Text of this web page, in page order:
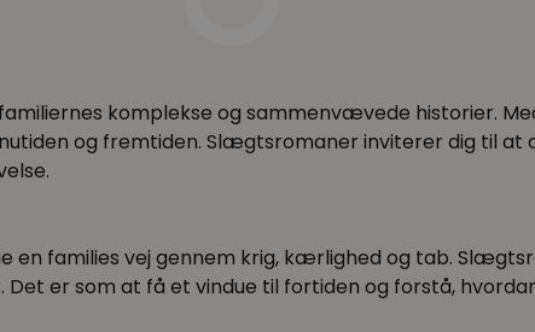
komplekse og sammenvævede historier.
og fremtiden. Slægtsromaner inviterer dig til at
en families vej gennem krig, kærlighed og tab.
er som at få et vindue til fortiden og forstå,